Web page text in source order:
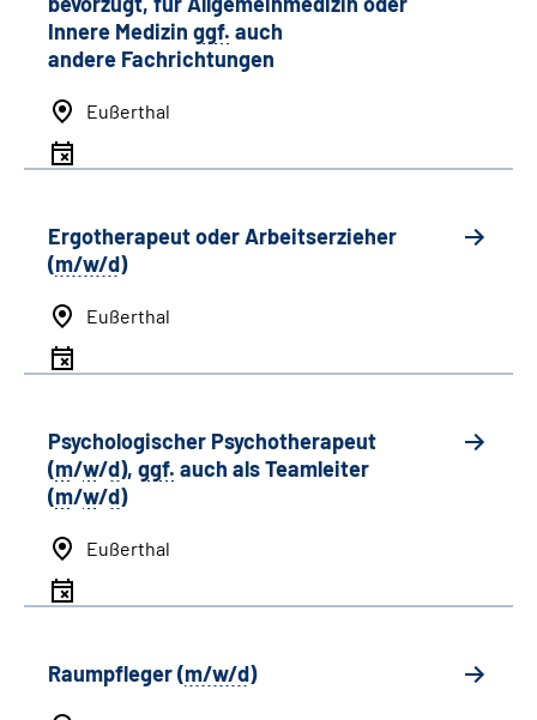
Innere Medizin ggf. auch
andere Fachrichtungen
Eußerthal
Ergotherapeut oder Arbeitserzieher
(m/w/d)
Eußerthal
Psychologischer Psychotherapeut
(m/w/d), ggf. auch alsTeamleiter
(m/w/d)
Eußerthal
Raumpfleger (m/w/d)